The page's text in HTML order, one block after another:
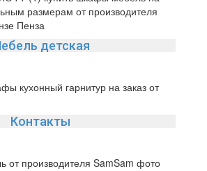
детская
Контакты